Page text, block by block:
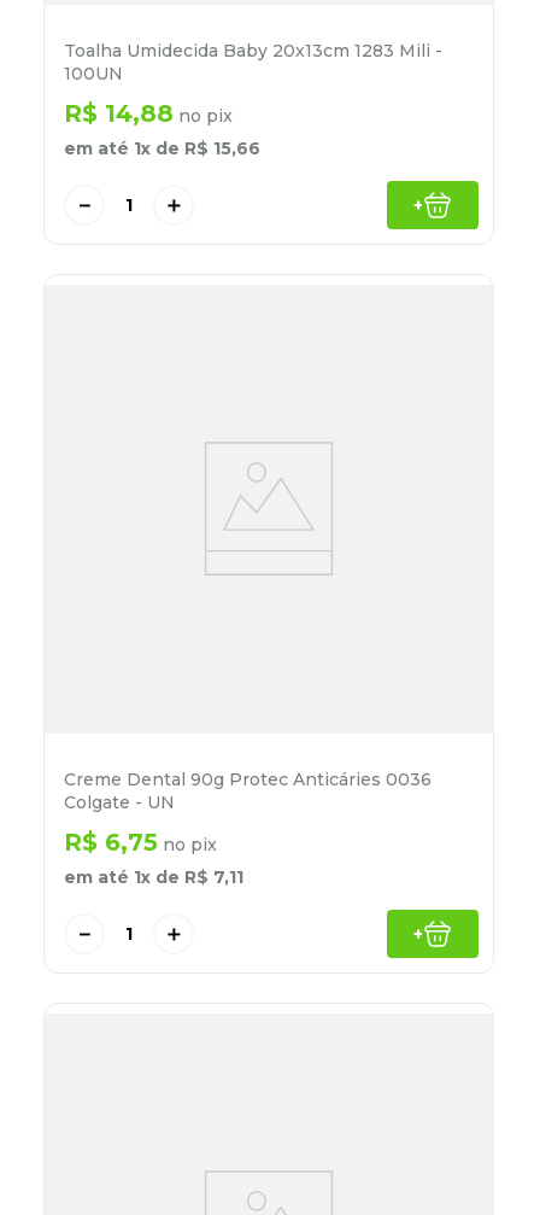
Toalha Umidecida Baby 20x13cm 1283 Mili -
100UN
R$ 14,88 no pix
em até 1x de R$ 15,66
＋
－ +
Creme Dental 90g Protec Anticáries 0036
Colgate - UN
R$ 6,75 no pix
em até 1x de R$ 7,11
＋
－ +